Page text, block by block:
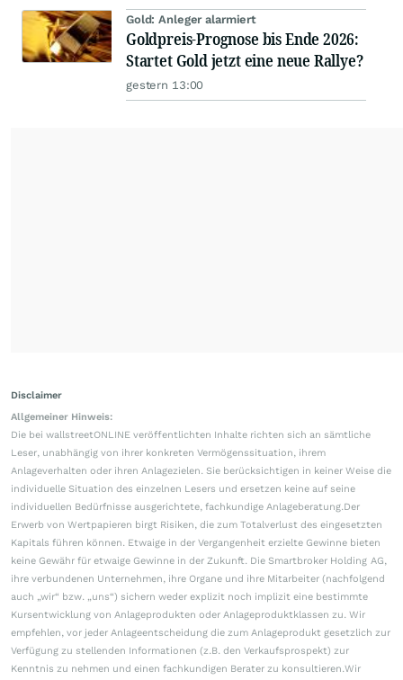
Gold: Anleger alarmiert
Goldpreis-Prognose bis Ende 2026:
Startet Gold jetzt eine neue Rallye?
gestern 13:00
Disclaimer
Allgemeiner Hinweis:
Die bei wallstreetONLINE veröffentlichten Inhalte richten sich an sämtliche
Leser, unabhängig von ihrer konkreten Vermögenssituation, ihrem
Anlageverhalten oder ihren Anlagezielen. Sie berücksichtigen in keiner Weise die
individuelle Situation des einzelnen Lesers und ersetzen keine auf seine
individuellen Bedürfnisse ausgerichtete, fachkundige Anlageberatung.Der
Erwerb von Wertpapieren birgt Risiken, die zum Totalverlust des eingesetzten
Kapitals führen können. Etwaige in der Vergangenheit erzielte Gewinne bieten
keine Gewähr für etwaige Gewinne in der Zukunft. Die Smartbroker Holding AG,
ihre verbundenen Unternehmen, ihre Organe und ihre Mitarbeiter (nachfolgend
auch „wir“ bzw. „uns“) sichern weder explizit noch implizit eine bestimmte
Kursentwicklung von Anlageprodukten oder Anlageproduktklassen zu. Wir
empfehlen, vor jeder Anlageentscheidung die zum Anlageprodukt gesetzlich zur
Verfügung zu stellenden Informationen (z.B. den Verkaufsprospekt) zur
Kenntnis zu nehmen und einen fachkundigen Berater zu konsultieren.Wir